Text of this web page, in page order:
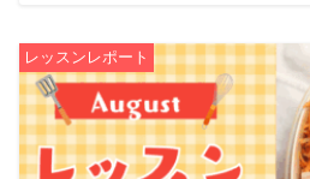
レッスンレポート